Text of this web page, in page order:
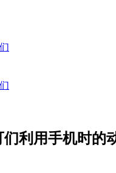
们利用手机时的